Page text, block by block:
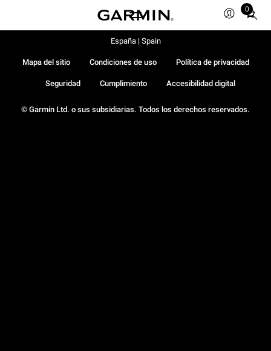
0
Total
© Garmin Ltd. o sus subsidiarias. Todos los derechos reservados.
Mapa del sitio Condiciones de uso Política de privacidad
Seguridad Cumplimiento Accesibilidad digital
España | Spain